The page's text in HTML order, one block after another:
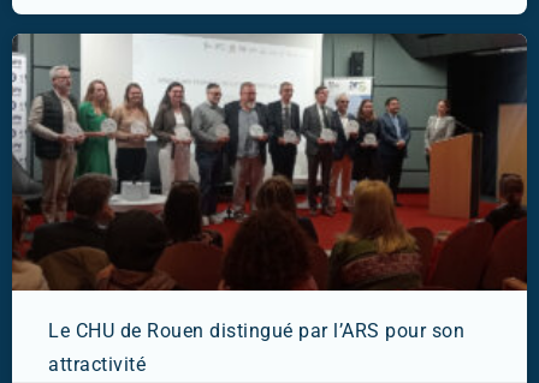
Le CHU de Rouen distingué par l’ARS pour son
attractivité